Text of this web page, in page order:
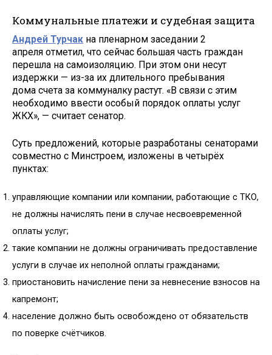
Коммунальные платежи и судебная защита
Андрей Турчак на пленарном заседании 2
апреля отметил, что сейчас большая часть граждан
перешла на самоизоляцию. При этом они несут
издержки — из-за их длительного пребывания
дома счета за коммуналку растут. «В связи с этим
необходимо ввести особый порядок оплаты услуг
ЖКХ», — считает сенатор.
Суть предложений, которые разработаны сенаторами
совместно с Минстроем, изложены в четырёх
пунктах:
управляющие компании или компании, работающие с ТКО,
не должны начислять пени в случае несвоевременной
оплаты услуг;
такие компании не должны ограничивать предоставление
услуги в случае их неполной оплаты гражданами;
приостановить начисление пени за невнесение взносов на
капремонт;
население должно быть освобождено от обязательств
по поверке счётчиков.